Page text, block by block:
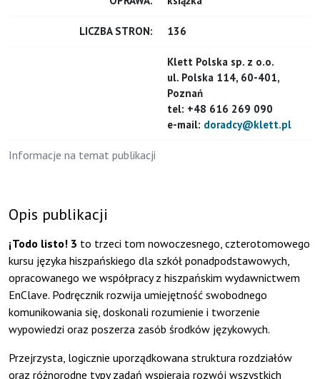
Informacje na temat publikacji
LICZBA STRON: 136
Klett Polska sp. z o.o.
ul. Polska 114, 60-401,
Poznań
tel: +48 616 269 090
e-mail: doradcy@klett.pl
Opis publikacji
¡Todo listo! 3 to trzeci tom nowoczesnego, czterotomowego
kursu języka hiszpańskiego dla szkół ponadpodstawowych,
opracowanego we współpracy z hiszpańskim wydawnictwem
EnClave. Podręcznik rozwija umiejętność swobodnego
komunikowania się, doskonali rozumienie i tworzenie
wypowiedzi oraz poszerza zasób środków językowych.
Przejrzysta, logicznie uporządkowana struktura rozdziałów
oraz różnorodne typy zadań wspierają rozwój wszystkich